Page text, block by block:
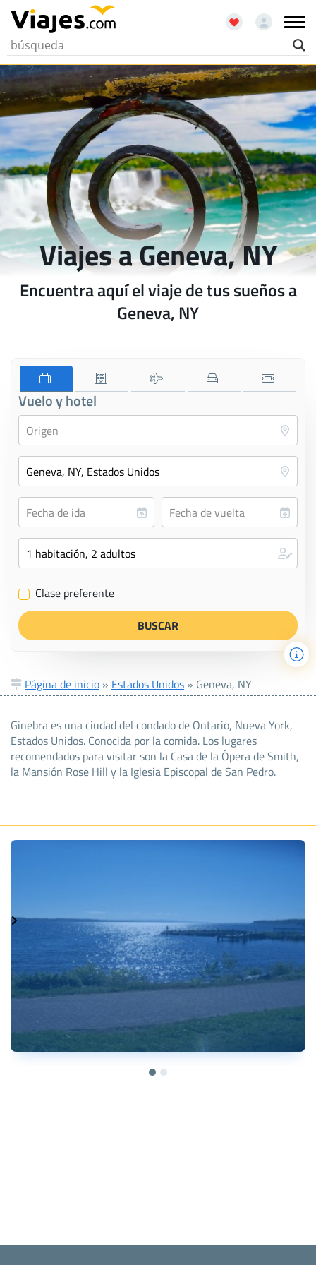
Viajes a Geneva, NY
Encuentra aquí el viaje de tus sueños a
Geneva, NY
Vuelo y hotel
✔ Clase preferente
Página de inicio » Estados Unidos » Geneva, NY
Ginebra es una ciudad del condado de Ontario, Nueva York,
Estados Unidos. Conocida por la comida. Los lugares
recomendados para visitar son la Casa de la Ópera de Smith,
la Mansión Rose Hill y la Iglesia Episcopal de San Pedro.